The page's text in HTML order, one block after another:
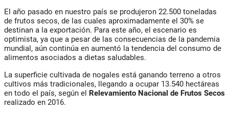
El año pasado en nuestro país se produjeron 22.500 toneladas
de frutos secos, de las cuales aproximadamente el 30% se
destinan a la exportación. Para este año, el escenario es
optimista, ya que a pesar de las consecuencias de la pandemia
mundial, aún continúa en aumentó la tendencia del consumo de
alimentos asociados a dietas saludables.
La superficie cultivada de nogales está ganando terreno a otros
cultivos más tradicionales, llegando a ocupar 13.540 hectáreas
en todo el país, según el Relevamiento Nacional de Frutos Secos
realizado en 2016.